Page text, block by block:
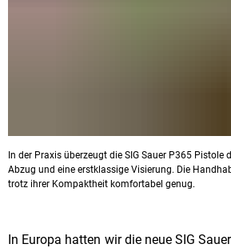
In der Praxis überzeugt die SIG Sauer P365 Pistole
Abzug und eine erstklassige Visierung. Die
trotz ihrer Kompaktheit komfortabel genug.
In Europa hatten wir die neue SIG